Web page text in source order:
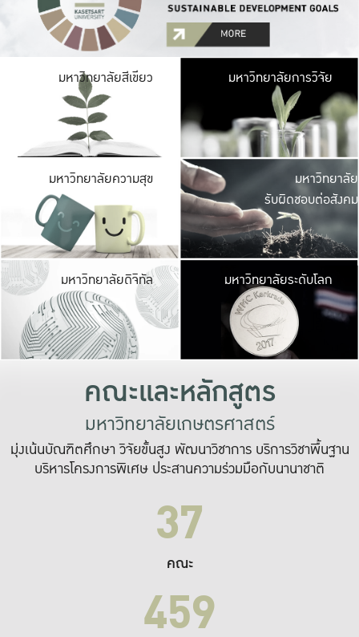
มหาวิทยาลัยสีเขียว มหาวิ
มีพื้นที่เขียวสดใส
เป็นป่าในเมือง เกษต
มหาวิทยาลัยการวิจัย
มหาวิทยาลัยความสุข มหาวิ
ค
เปิดประ
และพบเรื่องราวใ
มหาวิทยาลัย
รับผิดชอบต่อสังคม
มหาวิทยาลัยดิจิทัล มหาวิ
เปลี่ยนแปลง แล
เพื่อทำง
ระบบสารสนเทศ
มหาวิทยาลัยระดับโลก
คณะและหลักสูตร
มหาวิทยาลัยเกษตรศาสตร์
มุ่งเน้นบัณฑิตศึกษา วิจัยขั้นสูง พัฒนาวิชาการ บริการวิชาพื้นฐาน
บริหารโครงการพิเศษ ประสานความร่วมมือกับนานาชาติ
37
คณะ
459